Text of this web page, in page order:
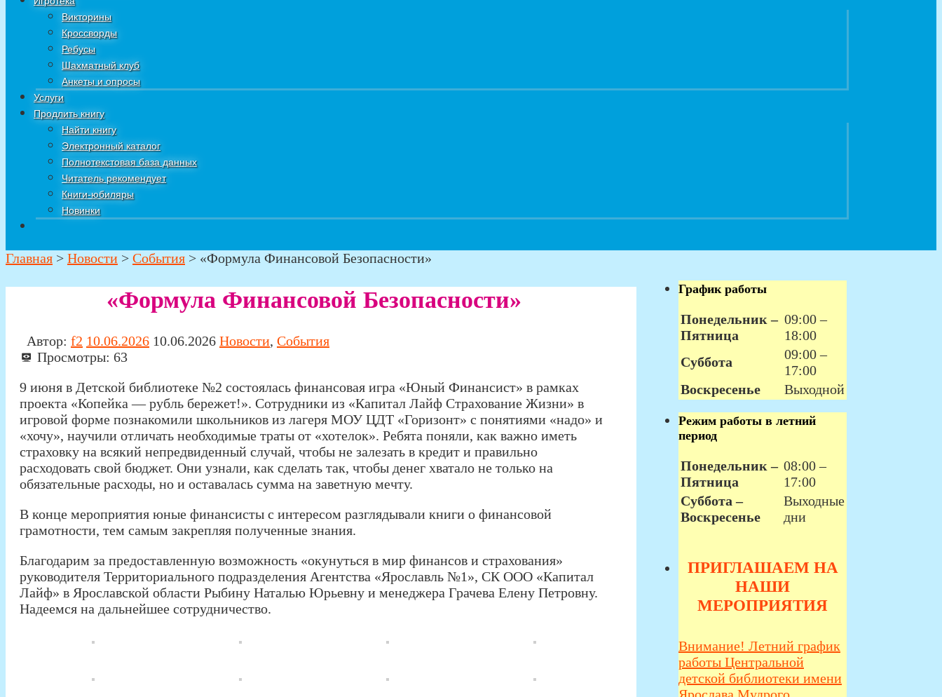
Викторины
Кроссворды
Ребусы
Шахматный клуб
Анкеты и опросы
Услуги
Продлить книгу
Найти книгу
Электронный каталог
Полнотекстовая база данных
Читатель рекомендует
Книги-юбиляры
Новинки
Главная > Новости > События > «Формула Финансовой Безопасности»
«Формула Финансовой Безопасности»
Автор: f2 10.06.2026 10.06.2026 Новости, События
Просмотры: 63
9 июня в Детской библиотеке №2 состоялась финансовая игра «Юный Финансист» в рамках
проекта «Копейка — рубль бережет!». Сотрудники из «Капитал Лайф Страхование Жизни» в
игровой форме познакомили школьников из лагеря МОУ ЦДТ «Горизонт» с понятиями «надо» и
«хочу», научили отличать необходимые траты от «хотелок». Ребята поняли, как важно иметь
страховку на всякий непредвиденный случай, чтобы не залезать в кредит и правильно
расходовать свой бюджет. Они узнали, как сделать так, чтобы денег хватало не только на
обязательные расходы, но и оставалась сумма на заветную мечту.
В конце мероприятия юные финансисты с интересом разглядывали книги о финансовой
грамотности, тем самым закрепляя полученные знания.
Благодарим за предоставленную возможность «окунуться в мир финансов и страхования»
руководителя Территориального подразделения Агентства «Ярославль №1», СК ООО «Капитал
Лайф» в Ярославской области Рыбину Наталью Юрьевну и менеджера Грачева Елену Петровну.
Надеемся на дальнейшее сотрудничество.
График работы
Понедельник –
Пятница
09:00 –
18:00
Суббота
09:00 –
17:00
Воскресенье
Выходной
Режим работы в летний
период
Понедельник –
Пятница
08:00 –
17:00
Суббота –
Воскресенье
Выходные
дни
ПРИГЛАШАЕМ НА
НАШИ
МЕРОПРИЯТИЯ
Внимание! Летний график
работы Центральной
детской библиотеки имени